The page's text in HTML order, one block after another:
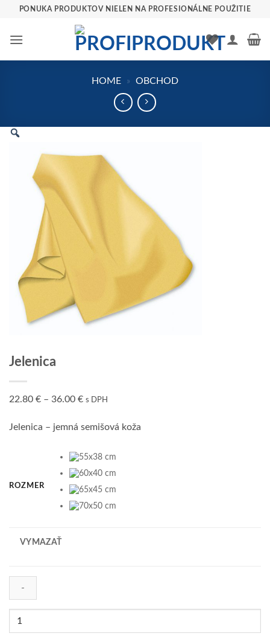
Preskočiť
obsah
PONUKA PRODUKTOV NIELEN NA PROFESIONÁLNE POUŽITIE
HOME » OBCHOD
Jelenica
22.80 € – 36.00 € s DPH
Jelenica – jemná semišová koža
ROZMER
VYMAZAŤ
množstvo